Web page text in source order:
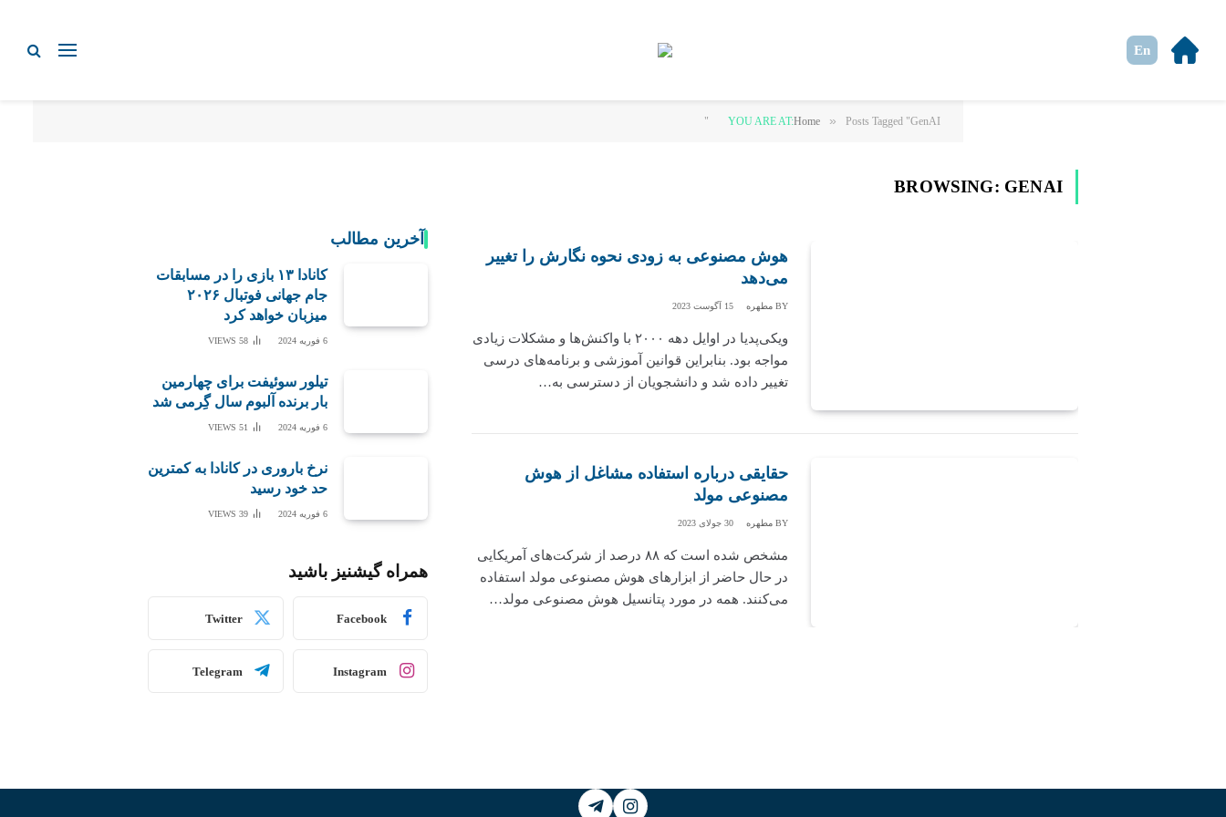
En
YOU ARE AT:Home » Posts Tagged "GenAI"
BROWSING: GENAI
هوش مصنوعی به زودی نحوه نگارش را تغییر
می‌دهد
BY مطهره 15 آگوست 2023
ویکی‌پدیا در اوایل دهه ۲۰۰۰ با واکنش‌ها و مشکلات زیادی
مواجه بود. بنابراین قوانین آموزشی و برنامه‌های درسی
تغییر داده شد و دانشجویان از دسترسی به…
حقایقی درباره استفاده مشاغل از هوش
مصنوعی مولد
BY مطهره 30 جولای 2023
مشخص شده است که ۸۸ درصد از شرکت‌های آمریکایی
در حال حاضر از ابزارهای هوش مصنوعی مولد استفاده
می‌کنند. همه در مورد پتانسیل هوش مصنوعی مولد…
آخرین مطالب
کانادا ۱۳ بازی را در مسابقات
جام جهانی فوتبال ۲۰۲۶
میزبان خواهد کرد
6 فوریه 2024 58
VIEWS
تیلور سوئیفت برای چهارمین
بار برنده آلبوم سال گِرمی شد
6 فوریه 2024 51
VIEWS
نرخ باروری در کانادا به کمترین
حد خود رسید
6 فوریه 2024 39
VIEWS
همراه گیشنیز باشید
Facebook
Twitter
Instagram
Telegram
Instagram
Telegram